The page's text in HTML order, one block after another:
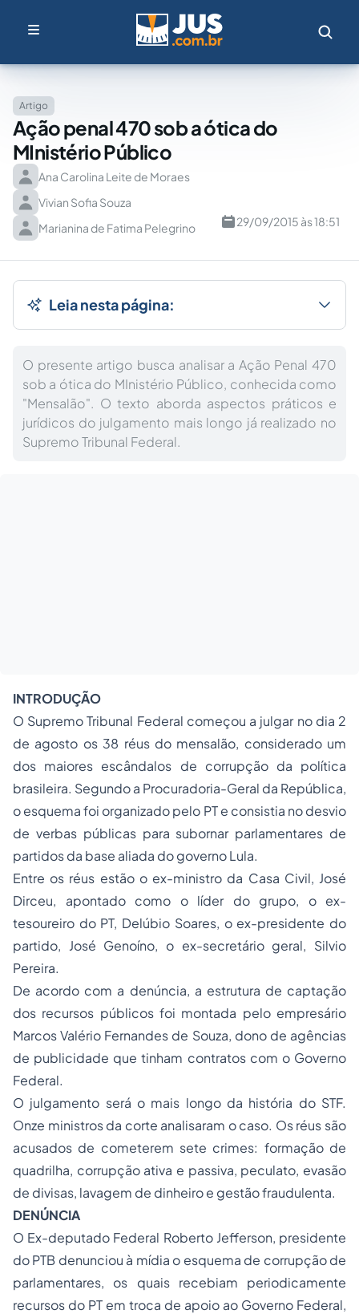
Artigo
Ação penal 470 sob a ótica do
MInistério Público
Ana Carolina Leite de Moraes
Vivian Sofia Souza
Marianina de Fatima Pelegrino
29/09/2015 às 18:51
Leia nesta página:
O presente artigo busca analisar a Ação Penal 470
sob a ótica do MInistério Público, conhecida como
"Mensalão". O texto aborda aspectos práticos e
jurídicos do julgamento mais longo já realizado no
Supremo Tribunal Federal.
INTRODUÇÃO
O Supremo Tribunal Federal começou a julgar no dia 2
de agosto os 38 réus do mensalão, considerado um
dos maiores escândalos de corrupção da política
brasileira. Segundo a Procuradoria-Geral da República,
o esquema foi organizado pelo PT e consistia no desvio
de verbas públicas para subornar parlamentares de
partidos da base aliada do governo Lula.
Entre os réus estão o ex-ministro da Casa Civil, José
Dirceu, apontado como o líder do grupo, o ex-
tesoureiro do PT, Delúbio Soares, o ex-presidente do
partido, José Genoíno, o ex-secretário geral, Silvio
Pereira.
De acordo com a denúncia, a estrutura de captação
dos recursos públicos foi montada pelo empresário
Marcos Valério Fernandes de Souza, dono de agências
de publicidade que tinham contratos com o Governo
Federal.
O julgamento será o mais longo da história do STF.
Onze ministros da corte analisaram o caso. Os réus são
acusados de cometerem sete crimes: formação de
quadrilha, corrupção ativa e passiva, peculato, evasão
de divisas, lavagem de dinheiro e gestão fraudulenta.
DENÚNCIA
O Ex-deputado Federal Roberto Jefferson, presidente
do PTB denunciou à mídia o esquema de corrupção de
parlamentares, os quais recebiam periodicamente
recursos do PT em troca de apoio ao Governo Federal,